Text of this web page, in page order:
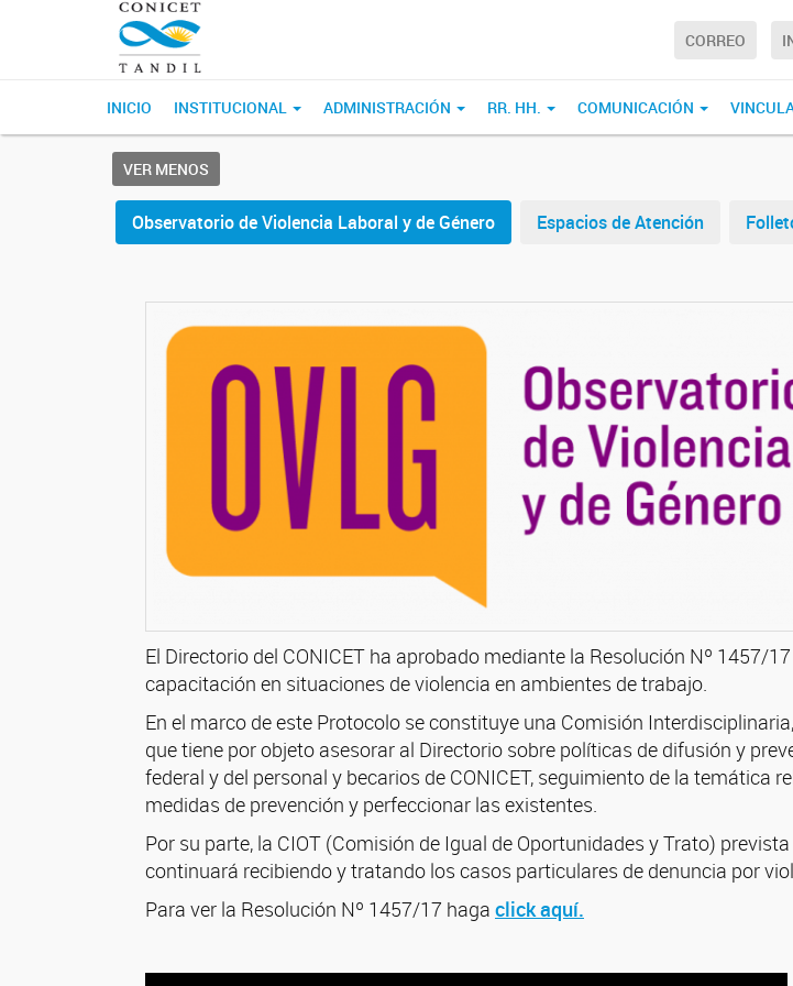
CORREO
INICIO INSTITUCIONAL ADMINISTRACIÓN RR. HH. COMUNICACIÓN
VER MENOS
Observatorio de Violencia Laboral y de Género Espacios de Atención
El Directorio del CONICET ha aprobado mediante la Resolución Nº 1457/
capacitación en situaciones de violencia en ambientes de trabajo.
En el marco de este Protocolo se constituye una Comisión
que tiene por objeto asesorar al Directorio sobre políticas de difusión y
federal y del personal y becarios de CONICET, seguimiento de la temática
medidas de prevención y perfeccionar las existentes.
Por su parte, la CIOT (Comisión de Igual de Oportunidades y Trato)
continuará recibiendo y tratando los casos particulares de denuncia por
Para ver la Resolución Nº 1457/17 haga click aquí.